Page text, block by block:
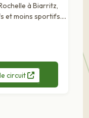
à Biarritz,
et moins sportifs.
à Biarritz, le
le circuit